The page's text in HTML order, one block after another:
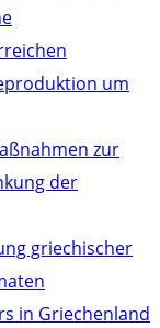
um
zur
der
griechischer
in Griechenland